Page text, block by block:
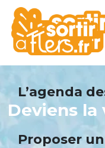
L’agenda
Proposer
Deviens la
Panneau de gestion